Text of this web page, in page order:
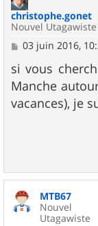
christophe.gonet
Nouvel Utagawiste
M
s
s
a
g
e
03 juin 2016,
si vous
Manche
vacances), je
MTB67
Nouvel
Utagawiste